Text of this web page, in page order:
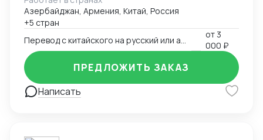
Азербайджан, Армения, Китай, Россия
+5 стран
от 3
000 ₽
Написать
ПРЕДЛОЖИТЬ ЗАКАЗ